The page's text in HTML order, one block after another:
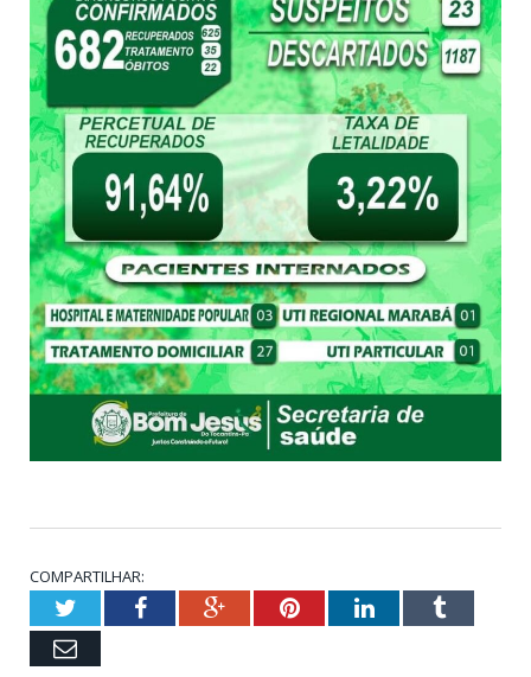
COMPARTILHAR:
TwitterFacebookGoogle+PinterestLinkedInTumblr
Email